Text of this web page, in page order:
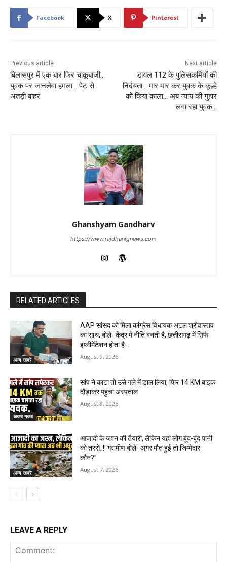
Facebook X Pinterest
Previous article
बिलासपुर में एक बार फिर चाकूबाजी…
युवक पर जानलेवा हमला… पेट से
अंतड़ी बाहर
Next article
डायल 112 के पुलिसकर्मियों की
निर्दयता… मार मार कर युवक के कूल्हे
को किया काला… अब न्याय की गुहार
लगा रहा युवक…
Ghanshyam Gandharv
https://www.rajdhanignews.com
RELATED ARTICLES
अन्य खबरे
AAP सांसद को मिला कांग्रेस विधायक अटल श्रीवास्तव
का साथ, बोले- केंद्र में नीति बनती है, छत्तीसगढ़ में सिर्फ
इंप्लीमेंटेशन होता है…
August 9, 2026
अजब गजब
सांप ने काटा तो उसे गले में डाल लिया, फिर 14 KM बाइक
दौड़ाकर पहुंचा अस्पताल
August 8, 2026
अन्य खबरे
आजादी के जश्न की तैयारी, लेकिन यहां लोग बूंद-बूंद पानी
को तरसे..!! ग्रामीण बोले- अगर मौत हुई तो जिम्मेदार
कौन?”
August 7, 2026
LEAVE A REPLY